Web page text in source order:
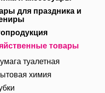
для праздника и
товары
туалетная
химия